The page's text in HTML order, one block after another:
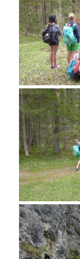
Jahresberichte
DEVENIR MEMBRE